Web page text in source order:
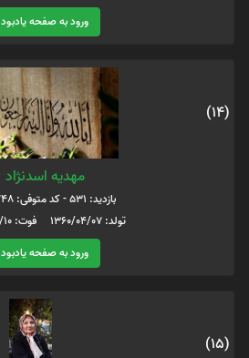
ورود به صفحه یادبود
(14)
مهدیه اسدنژاد
بازدید: 531 - کد متوفی: 6196748
تولد: 1360/04/07 فوت: 1400/08/10
ورود به صفحه یادبود
(15)